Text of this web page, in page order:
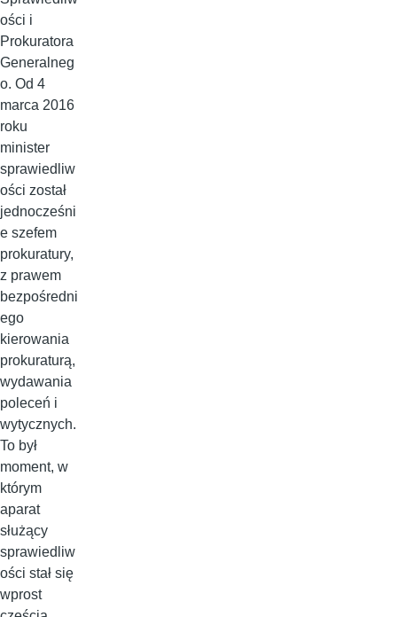
ości i
Prokuratora
Generalneg
o. Od 4
marca 2016
roku
minister
sprawiedliw
ości został
jednocześni
e szefem
prokuratury,
z prawem
bezpośredni
ego
kierowania
prokuraturą,
wydawania
poleceń i
wytycznych.
To był
moment, w
którym
aparat
służący
sprawiedliw
ości stał się
wprost